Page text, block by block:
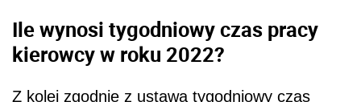
Ile wynosi tygodniowy czas pracy
kierowcy w roku 2022?
Z kolei zgodnie z ustawą tygodniowy czas